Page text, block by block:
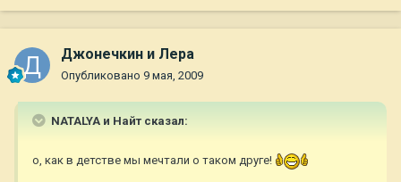
Джонечкин и Лера
Опубликовано 9 мая, 2009
NATALYA и Найт сказал:
о, как в детстве мы мечтали о таком друге!